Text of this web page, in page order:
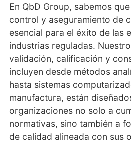
En QbD Group, sabemos
control y aseguramiento de
esencial para el éxito de las
industrias reguladas.
validación, calificación y
incluyen desde métodos
hasta sistemas
manufactura, están
organizaciones no solo a
normativas, sino también a
de calidad alineada con sus